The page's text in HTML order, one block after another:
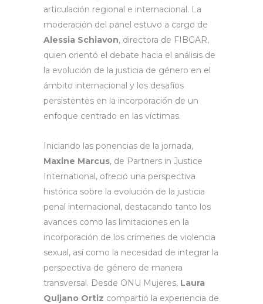
articulación regional e internacional. La
moderación del panel estuvo a cargo de
Alessia Schiavon, directora de FIBGAR,
quien orientó el debate hacia el análisis de
la evolución de la justicia de género en el
ámbito internacional y los desafíos
persistentes en la incorporación de un
enfoque centrado en las víctimas.
Iniciando las ponencias de la jornada,
Maxine Marcus, de Partners in Justice
International, ofreció una perspectiva
histórica sobre la evolución de la justicia
penal internacional, destacando tanto los
avances como las limitaciones en la
incorporación de los crímenes de violencia
sexual, así como la necesidad de integrar la
perspectiva de género de manera
transversal. Desde ONU Mujeres, Laura
Quijano Ortiz compartió la experiencia de